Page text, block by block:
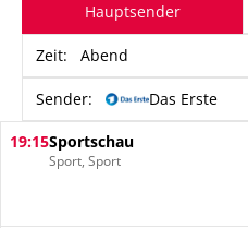
Hauptsender
Zeit: Abend
Sender: Das Erste
19:15Sportschau
Sport, Sport